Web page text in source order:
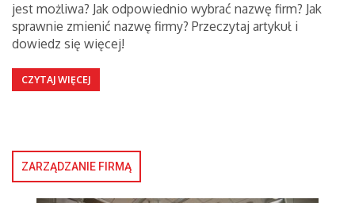
jest możliwa? Jak odpowiednio wybrać nazwę firm? Jak
sprawnie zmienić nazwę firmy? Przeczytaj artykuł i
dowiedz się więcej!
CZYTAJ WIĘCEJ
ZARZĄDZANIE FIRMĄ